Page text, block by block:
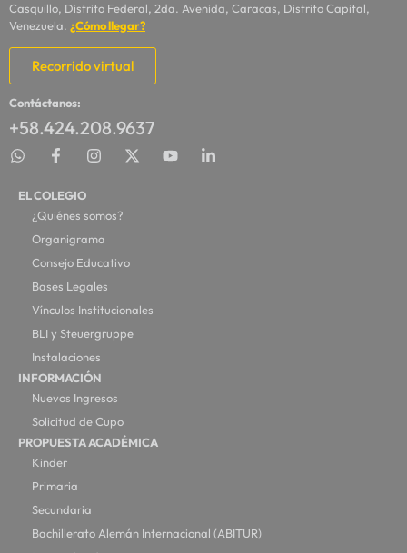
Casquillo, Distrito Federal, 2da. Avenida, Caracas, Distrito Capital,
Venezuela. ¿Cómo llegar?
Recorrido virtual
Contáctanos:
+58.424.208.9637
EL COLEGIO
¿Quiénes somos?
Organigrama
Consejo Educativo
Bases Legales
Vínculos Institucionales
BLI y Steuergruppe
Instalaciones
INFORMACIÓN
Nuevos Ingresos
Solicitud de Cupo
PROPUESTA ACADÉMICA
Kinder
Primaria
Secundaria
Bachillerato Alemán Internacional (ABITUR)